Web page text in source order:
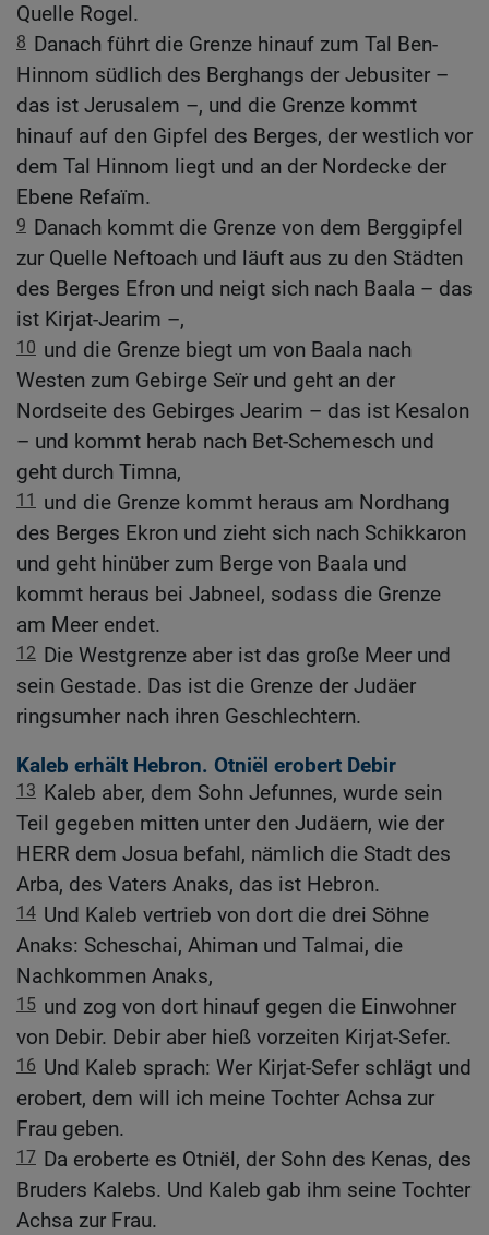
Quelle Rogel.
8 Danach führt die Grenze hinauf zum Tal Ben-
Hinnom südlich des Berghangs der Jebusiter –
das ist Jerusalem –, und die Grenze kommt
hinauf auf den Gipfel des Berges, der westlich vor
dem Tal Hinnom liegt und an der Nordecke der
Ebene Refaïm.
9 Danach kommt die Grenze von dem Berggipfel
zur Quelle Neftoach und läuft aus zu den Städten
des Berges Efron und neigt sich nach Baala – das
ist Kirjat-Jearim –,
10 und die Grenze biegt um von Baala nach
Westen zum Gebirge Seïr und geht an der
Nordseite des Gebirges Jearim – das ist Kesalon
– und kommt herab nach Bet-Schemesch und
geht durch Timna,
11
und die Grenze kommt heraus am Nordhang
des Berges Ekron und zieht sich nach Schikkaron
und geht hinüber zum Berge von Baala und
kommt heraus bei Jabneel, sodass die Grenze
am Meer endet.
12 Die Westgrenze aber ist das große Meer und
sein Gestade. Das ist die Grenze der Judäer
ringsumher nach ihren Geschlechtern.
Kaleb erhält Hebron. Otniël erobert Debir
13 Kaleb aber, dem Sohn Jefunnes, wurde sein
Teil gegeben mitten unter den Judäern, wie der
HERR dem Josua befahl, nämlich die Stadt des
Arba, des Vaters Anaks, das ist Hebron.
14 Und Kaleb vertrieb von dort die drei Söhne
Anaks: Scheschai, Ahiman und Talmai, die
Nachkommen Anaks,
15 und zog von dort hinauf gegen die Einwohner
von Debir. Debir aber hieß vorzeiten Kirjat-Sefer.
16 Und Kaleb sprach: Wer Kirjat-Sefer schlägt und
erobert, dem will ich meine Tochter Achsa zur
Frau geben.
17 Da eroberte es Otniël, der Sohn des Kenas, des
Bruders Kalebs. Und Kaleb gab ihm seine Tochter
Achsa zur Frau.